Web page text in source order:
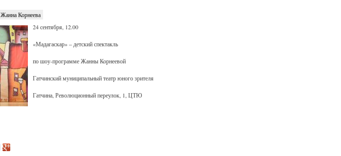
Жанна Корнеева
24 сентября, 12.00
«Мадагаскар» – детский спектакль
по шоу-программе Жанны Корнеевой
Гатчинский муниципальный театр юного зрителя
Гатчина, Революционный переулок, 1, ЦТЮ